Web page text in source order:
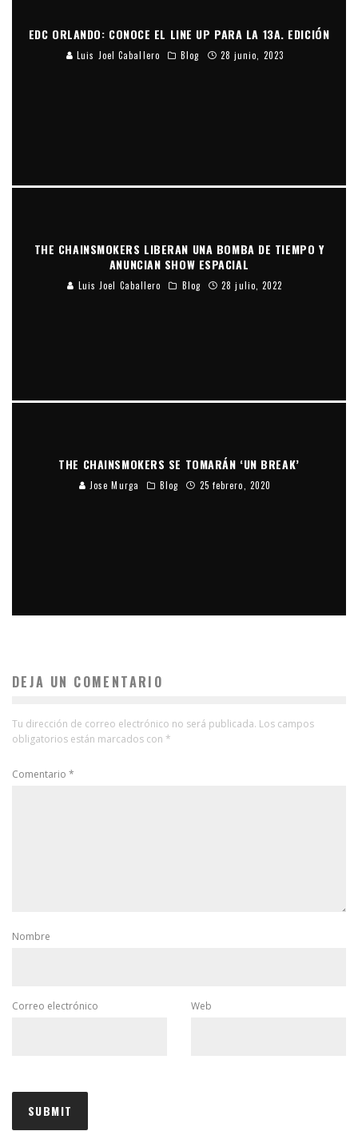
EDC ORLANDO: CONOCE EL LINE UP PARA LA 13A. EDICIÓN
Luis Joel Caballero Blog 28 junio, 2023
THE CHAINSMOKERS LIBERAN UNA BOMBA DE TIEMPO Y
ANUNCIAN SHOW ESPACIAL
Luis Joel Caballero Blog 28 julio, 2022
THE CHAINSMOKERS SE TOMARÁN ‘UN BREAK’
Jose Murga Blog 25 febrero, 2020
DEJA UN COMENTARIO
Tu dirección de correo electrónico no será publicada. Los campos
obligatorios están marcados con *
Comentario *
Nombre
Correo electrónico Web